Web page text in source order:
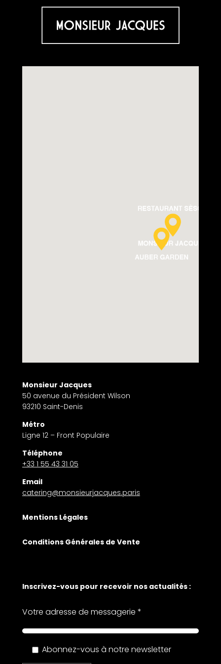
Monsieur Jacques
50 avenue du Président Wilson
93210 Saint-Denis
Métro
Ligne 12 – Front Populaire
Téléphone
+33 1 55 43 31 05
Email
catering@monsieurjacques.paris
Mentions Légales
Conditions Générales de Vente
Inscrivez-vous pour recevoir nos actualités :
Votre adresse de messagerie *
Abonnez-vous à notre newsletter